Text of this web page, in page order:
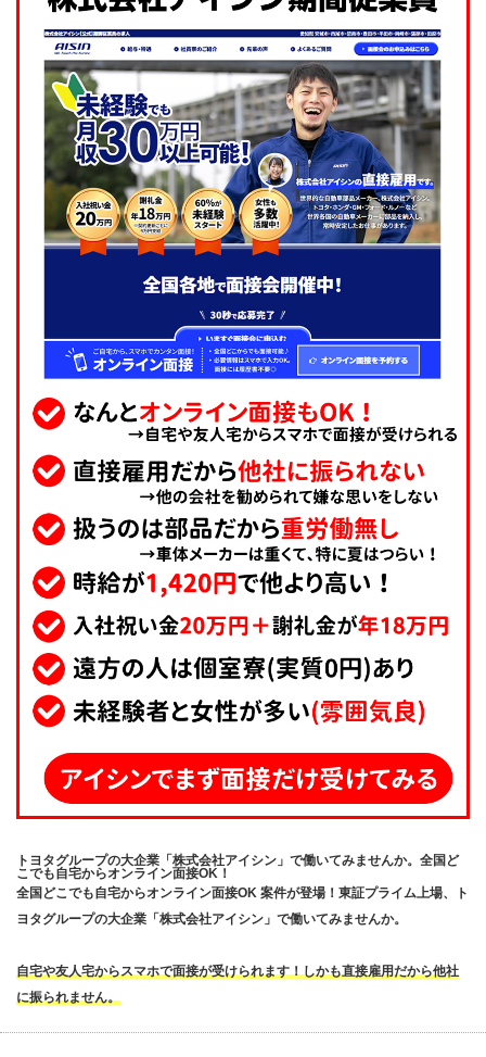
トヨタグループの大企業「株式会社アイシン」で働いてみませんか。全国ど
こでも自宅からオンライン面接OK！
全国どこでも自宅からオンライン面接OK 案件が登場！東証プライム上場、ト
ヨタグループの大企業「株式会社アイシン」で働いてみませんか。
自宅や友人宅からスマホで面接が受けられます！しかも直接雇用だから他社
に振られません。